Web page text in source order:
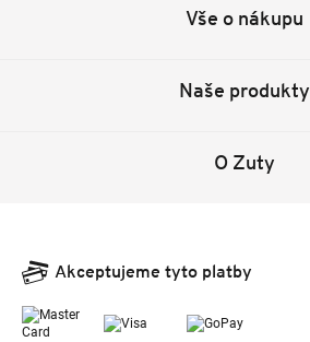
Vše o nákupu
Naše produkty
O Zuty
Akceptujeme tyto platby